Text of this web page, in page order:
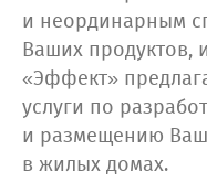
и неординарным
Ваших продуктов,
«Эффект»
услуги по
и размещению
в жилых домах.